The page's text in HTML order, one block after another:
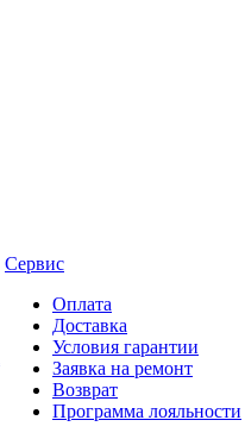
Сервис
Оплата
Доставка
Условия гарантии
Заявка на ремонт
Возврат
Программа лояльности